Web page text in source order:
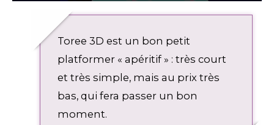
u
e
n
o
Toree 3D est un bon petit
platformer « apéritif » : très court
et très simple, mais au prix très
bas, qui fera passer un bon
moment.